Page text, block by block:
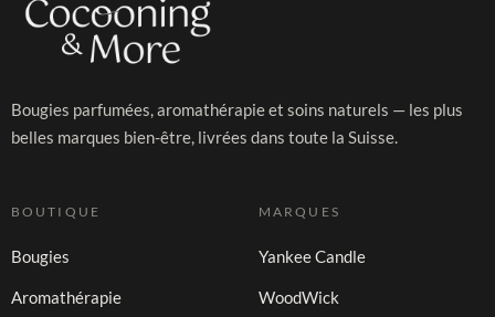
Bougies parfumées, aromathérapie et soins naturels — les plus
belles marques bien-être, livrées dans toute la Suisse.
BOUTIQUE
Bougies
Aromathérapie
MARQUES
Yankee Candle
WoodWick